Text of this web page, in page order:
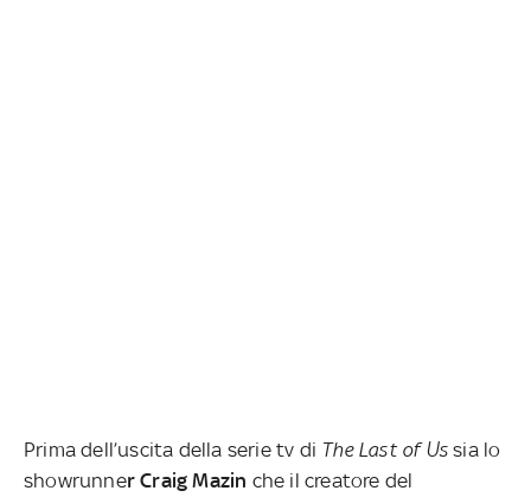
Prima dell’uscita della serie tv di The Last of Us sia lo
showrunner Craig Mazin che il creatore del